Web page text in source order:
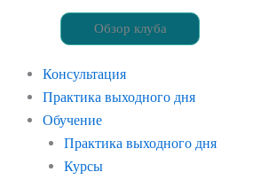
Обзор клуба
Консультация
Практика выходного дня
Обучение
Практика выходного дня
Курсы